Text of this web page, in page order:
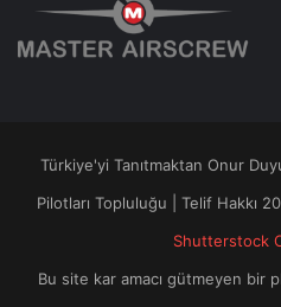
Türkiye'yi Tanıtmaktan Onur
Pilotları Topluluğu | Telif Hakkı
Shutterstock
Bu site kar amacı gütmeyen bir